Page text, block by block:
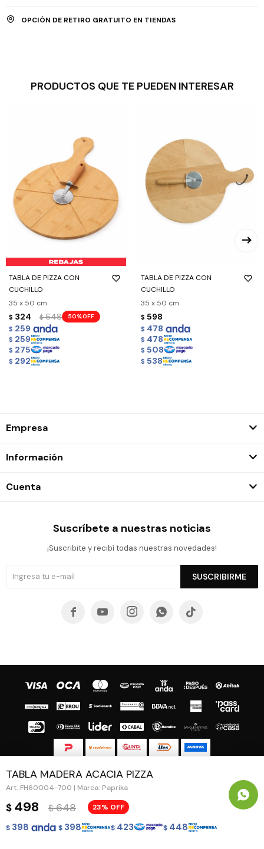
TABLA MADERA ACACIA PIZZA
FH60004-700 | Marca: Paprika
$ 498 $ 648 23
$ 398 $ 398 $ 423 $ 448
OPCIÓN DE RETIRO GRATUITO EN TIENDAS
PRODUCTOS QUE TE PUEDEN INTERESAR
TABLA DE PIZZA CON
CUCHILLO
35 x 50 cm
$ 324 $ 648 50
$ 259
$ 259
$ 275
$ 292
TABLA DE PIZZA CON
CUCHILLO
35 x 50 cm
$ 598
$ 478
$ 478
$ 508
$ 538
Empresa
Información
Cuenta
Suscríbete a nuestras noticias
¡Suscribite y recibí todas nuestras novedades!
SUSCRIBIRME
    
© Copyright 2026 / Guapa - Paprika